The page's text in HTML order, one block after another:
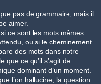
pas de grammaire, mais il
aimer.
ce sont les mots mêmes
ou si le cheminement
des mots dans notre
que ce qu’il s’agit de
dominant d’un moment.
l’on hallucine, la question